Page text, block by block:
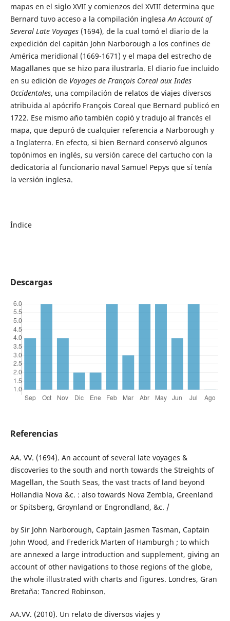
mapas en el siglo XVII y comienzos del XVIII determina que
Bernard tuvo acceso a la compilación inglesaAn Account of
Several Late Voyages(1694), de la cual tomó el diario de la
expedición del capitán John Narborough a los confines de
América meridional (1669-1671) y el mapa del estrecho de
Magallanes que se hizo para ilustrarla. El diario fue incluido
en su edición de Voyages de François Coreal aux Indes
Occidentales, una compilación de relatos de viajes diversos
atribuida al apócrifo François Coreal que Bernard publicó en
1722. Ese mismo año también copió y tradujo al francés el
mapa, que depuró de cualquier referencia a Narborough y
a Inglaterra. En efecto, si bien Bernard conservó algunos
topónimos en inglés, su versión carece del cartucho con la
dedicatoria al funcionario naval Samuel Pepys que sí tenía
la versión inglesa.
Índice
Descargas
Referencias
AA. VV. (1694). An account of several late voyages &
discoveries to the south and north towards the Streights of
Magellan, the South Seas, the vast tracts of land beyond
Hollandia Nova &c. : also towards Nova Zembla, Greenland
or Spitsberg, Groynland or Engrondland, &c. /
by Sir John Narborough, Captain Jasmen Tasman, Captain
John Wood, and Frederick Marten of Hamburgh ; to which
are annexed a large introduction and supplement, giving an
account of other navigations to those regions of the globe,
the whole illustrated with charts and figures. Londres, Gran
Bretaña: Tancred Robinson.
AA.VV. (2010). Un relato de diversos viajes y